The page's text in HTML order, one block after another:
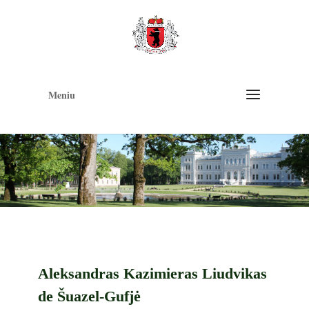
Meniu
Aleksandras Kazimieras Liudvikas
de Šuazel-Gufjė